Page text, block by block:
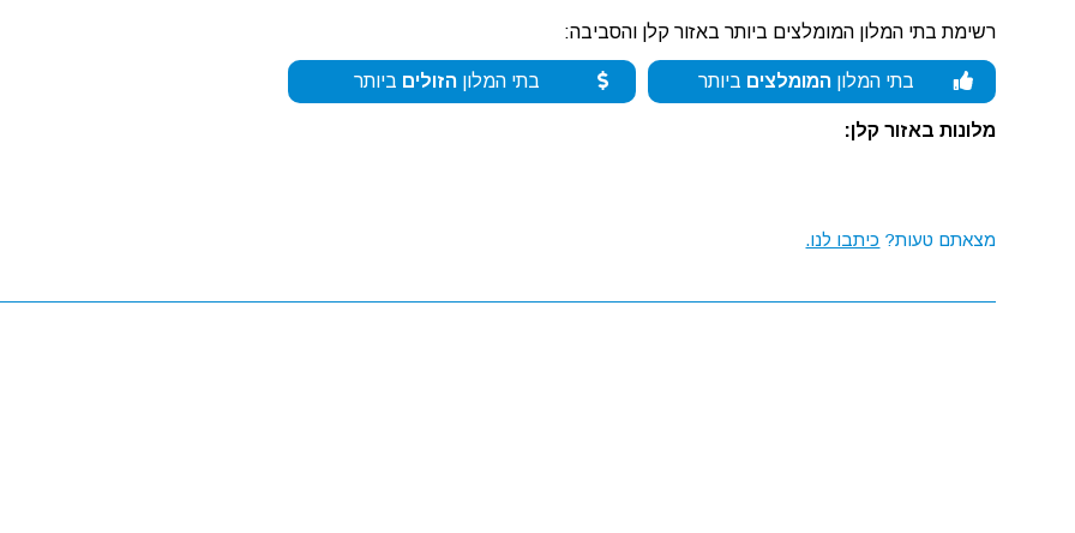
רשימת בתי המלון המומלצים ביותר באזור קלן והסביבה:
בתי המלון המומלצים ביותר בתי המלוןהזולים ביותר
מלונות באזור קלן:
מצאתם טעות? כיתבו לנו.